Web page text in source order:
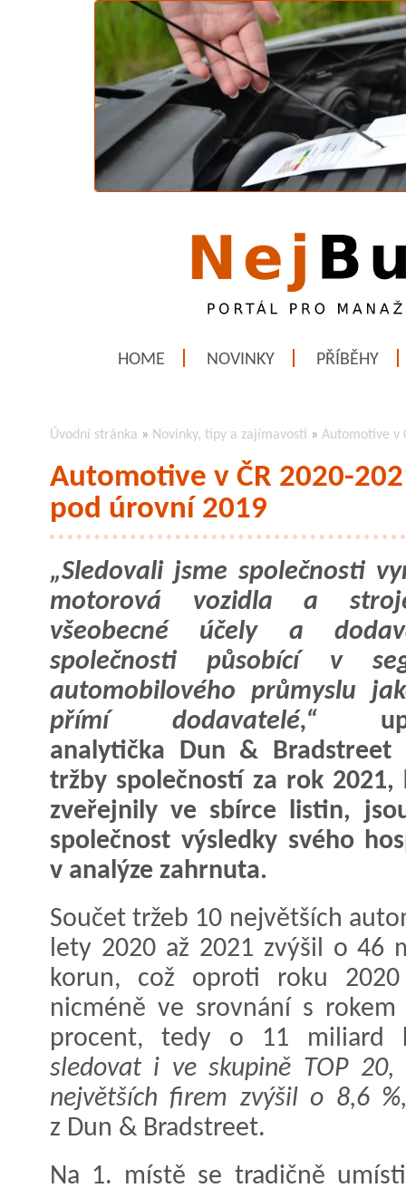
HOME NOVINKY PŘÍBĚHY
Úvodní stránka » Novinky, tipy a zajímavosti » Automotive v
Automotive v ČR 2020-
pod úrovní 2019
„Sledovali jsme společnosti
motorová vozidla a
všeobecné účely a
společnosti působící v
automobilového průmyslu
přímí dodavatelé,“
analytička Dun &
tržby společností za rok
zveřejnily ve sbírce listin,
společnost výsledky svého
v analýze zahrnuta.
Součet tržeb 10 největších
lety 2020 až 2021 zvýšil o 46
korun, což oproti roku
nicméně ve srovnání s
procent, tedy o 11 miliard
sledovat i ve skupině TOP
největších firem zvýšil o 8,6
z Dun & Bradstreet.
Na 1. místě se tradičně